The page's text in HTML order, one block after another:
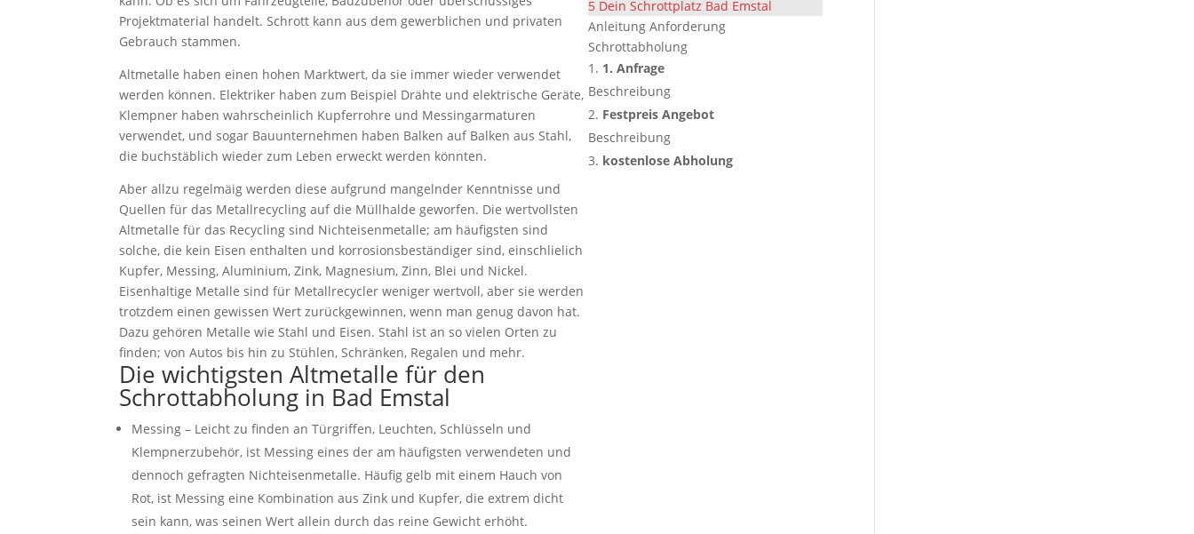
Projektmaterial handelt. Schrott kann aus dem gewerblichen und privaten
Gebrauch stammen.
Altmetalle haben einen hohen Marktwert, da sie immer wieder verwendet
werden können. Elektriker haben zum Beispiel Drähte und elektrische Geräte,
Klempner haben wahrscheinlich Kupferrohre und Messingarmaturen
verwendet, und sogar Bauunternehmen haben Balken auf Balken aus Stahl,
die buchstäblich wieder zum Leben erweckt werden könnten.
Aber allzu regelmäig werden diese aufgrund mangelnder Kenntnisse und
Quellen für das Metallrecycling auf die Müllhalde geworfen. Die wertvollsten
Altmetalle für das Recycling sind Nichteisenmetalle; am häufigsten sind
solche, die kein Eisen enthalten und korrosionsbeständiger sind, einschlielich
Kupfer, Messing, Aluminium, Zink, Magnesium, Zinn, Blei und Nickel.
Eisenhaltige Metalle sind für Metallrecycler weniger wertvoll, aber sie werden
trotzdem einen gewissen Wert zurückgewinnen, wenn man genug davon hat.
Dazu gehören Metalle wie Stahl und Eisen. Stahl ist an so vielen Orten zu
finden; von Autos bis hin zu Stühlen, Schränken, Regalen und mehr.
Die wichtigsten Altmetalle für den
Schrottabholung in Bad Emstal
Messing – Leicht zu finden an Türgriffen, Leuchten, Schlüsseln und
Klempnerzubehör, ist Messing eines der am häufigsten verwendeten und
dennoch gefragten Nichteisenmetalle. Häufig gelb mit einem Hauch von
Rot, ist Messing eine Kombination aus Zink und Kupfer, die extrem dicht
sein kann, was seinen Wert allein durch das reine Gewicht erhöht.
5 Dein Schrottplatz Bad Emstal
Anleitung Anforderung
Schrottabholung
1. Anfrage
Beschreibung
Festpreis Angebot
Beschreibung
kostenlose Abholung